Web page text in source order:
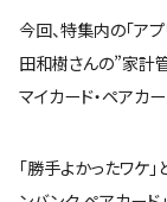
今回、特集内の「ア
田和樹さんの”家計
マイカード・ペアカ
「勝手よかったワケ